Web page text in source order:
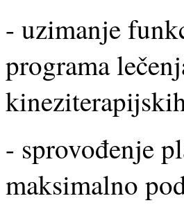
- uzimanje
programa
- sprovođenje
maksimalno